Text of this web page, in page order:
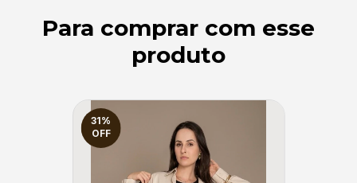
Para comprar com esse
produto
31%
OFF